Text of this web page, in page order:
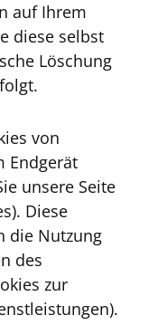
auf Ihrem
diese selbst
Löschung
von
Endgerät
unsere Seite
Diese
die Nutzung
des
zur